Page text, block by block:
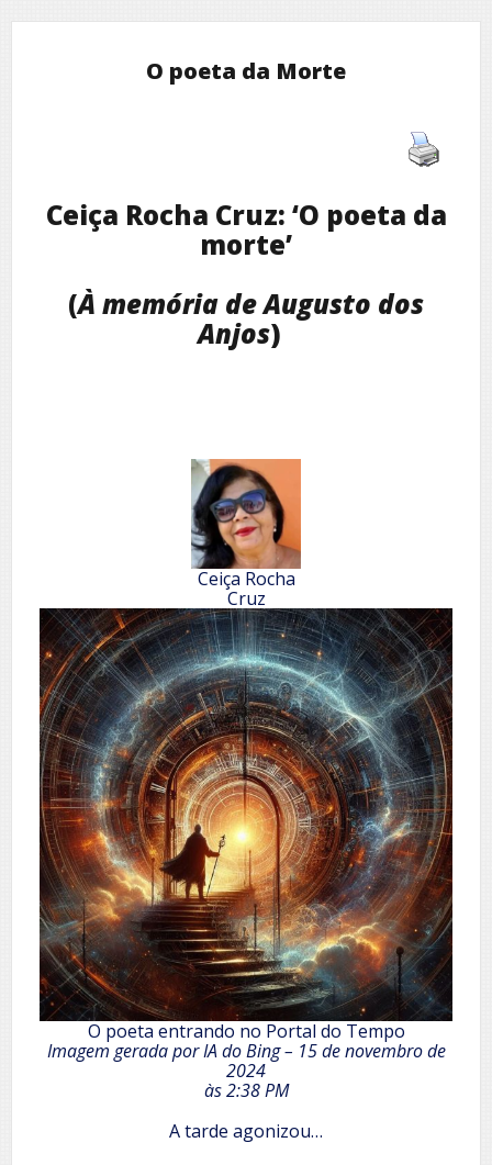
O poeta da Morte
Ceiça Rocha Cruz: ‘O poeta da
morte’
(À memória de Augusto dos
Anjos)
Ceiça Rocha
Cruz
O poeta entrando no Portal do Tempo
Imagem gerada por IA do Bing – 15 de novembro de
2024
às 2:38 PM
A tarde agonizou…